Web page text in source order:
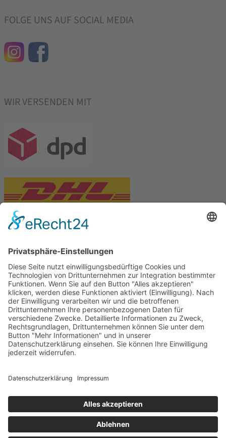
FOLGE UNS AUF SOCIAL MEDIA
WIR VERSENDEN MIT
Tekal – Textile Lebensqualität
Exklusive moderne & Orientteppiche
Feuerwerk XXL
Pyrotechnik online bestellen
© Stadtmühle Waldenbuch 2026
und Mühlenprodukte ·
Cookie-Einstellungen
Alle Preise inkl. der gesetzlichen MwSt.
Die durchgestrichenen Preise entsprechen dem bisherigen Preis in